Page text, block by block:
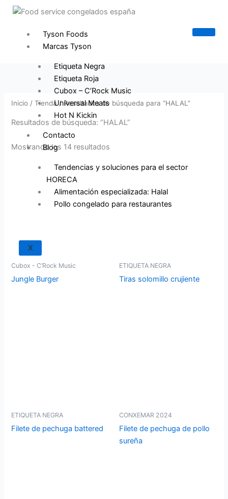
Tyson Foods
Marcas Tyson
Etiqueta Negra
Etiqueta Roja
Cubox – C’Rock Music
Universal Meats
Hot N Kickin
Contacto
Blog
Tendencias y soluciones para el sector
HORECA
Alimentación especializada: Halal
Pollo congelado para restaurantes
X
Inicio /Tienda/ Resultados de búsqueda para “HALAL”
Resultados de búsqueda: “HALAL”
Mostrando los 14 resultados
por
los
Cubox - C’Rock Music
Jungle Burger
ETIQUETA NEGRA
Tiras solomillo crujiente
ETIQUETA NEGRA
Filete de pechuga battered
CONXEMAR 2024
Filete de pechuga de pollo
sureña
B